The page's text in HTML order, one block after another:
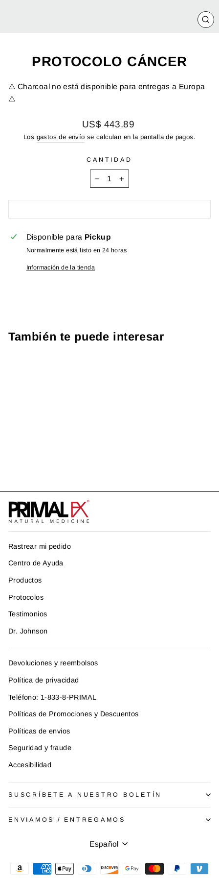
PROTOCOLO CÁNCER
⚠️ Charcoal no está disponible para entregas a Europa
⚠️
Precio
habitual
US$ 443.89
Los gastos de envío se calculan en la pantalla de pagos.
CANTIDAD
Disponible para Pickup
Normalmente está listo en 24 horas
Información de la tienda
También te puede interesar
Rastrear mi pedido
Centro de Ayuda
Productos
Protocolos
Testimonios
Dr. Johnson
Devoluciones y reembolsos
Política de privacidad
Teléfono: 1-833-8-PRIMAL
Políticas de Promociones y Descuentos
Políticas de envios
Seguridad y fraude
Accesibilidad
SUSCRÍBETE A NUESTRO BOLETÍN
ENVIAMOS / ENTREGAMOS
Idioma
Español